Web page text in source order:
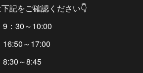
記をご確認ください👇
：30～10:00
～17:00
～8:45